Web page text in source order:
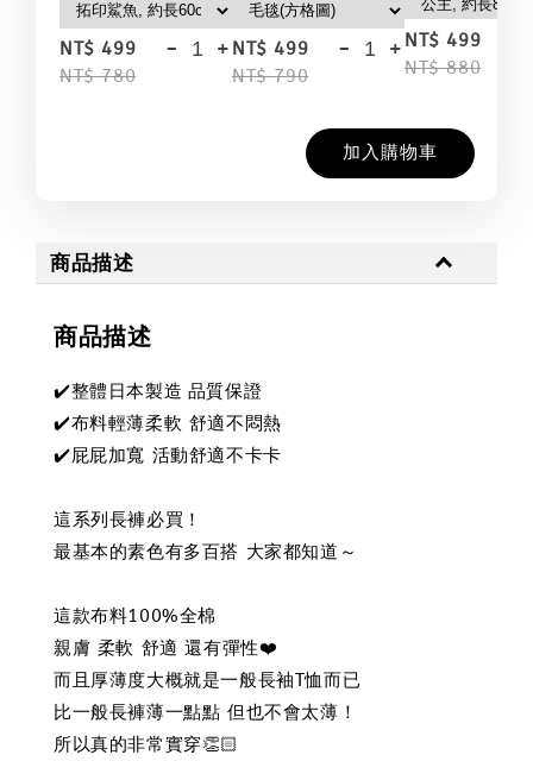
NT$ 499
NT$ 780
- + NT$ 499
NT$ 790
- + NT$ 499
NT$ 880
加入購物車
商品描述
商品描述
✔️整體日本製造 品質保證
✔️布料輕薄柔軟 舒適不悶熱
✔️屁屁加寬 活動舒適不卡卡
這系列長褲必買！
最基本的素色有多百搭 大家都知道～
這款布料100%全棉
親膚 柔軟 舒適 還有彈性❤️
而且厚薄度大概就是一般長袖T恤而已
比一般長褲薄一點點 但也不會太薄！
所以真的非常實穿👏🏻